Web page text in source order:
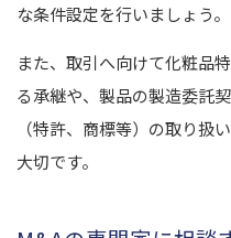
な条件設定を行いましょう。
また、取引へ向けて化粧品
る承継や、製品の製造委託
（特許、商標等）の取り扱
大切です。